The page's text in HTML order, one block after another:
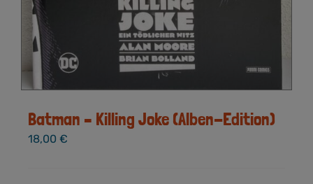
Batman – Killing Joke (Alben-Edition)
18,00 €